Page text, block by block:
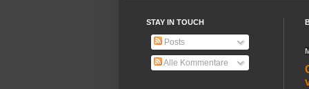
STAY IN TOUCH
Posts
Alle Kommentare